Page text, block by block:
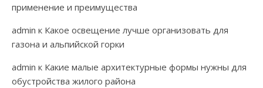
применение и преимущества
admin к Какое освещение лучше организовать для
газона и альпийской горки
admin к Какие малые архитектурные формы нужны для
обустройства жилого района